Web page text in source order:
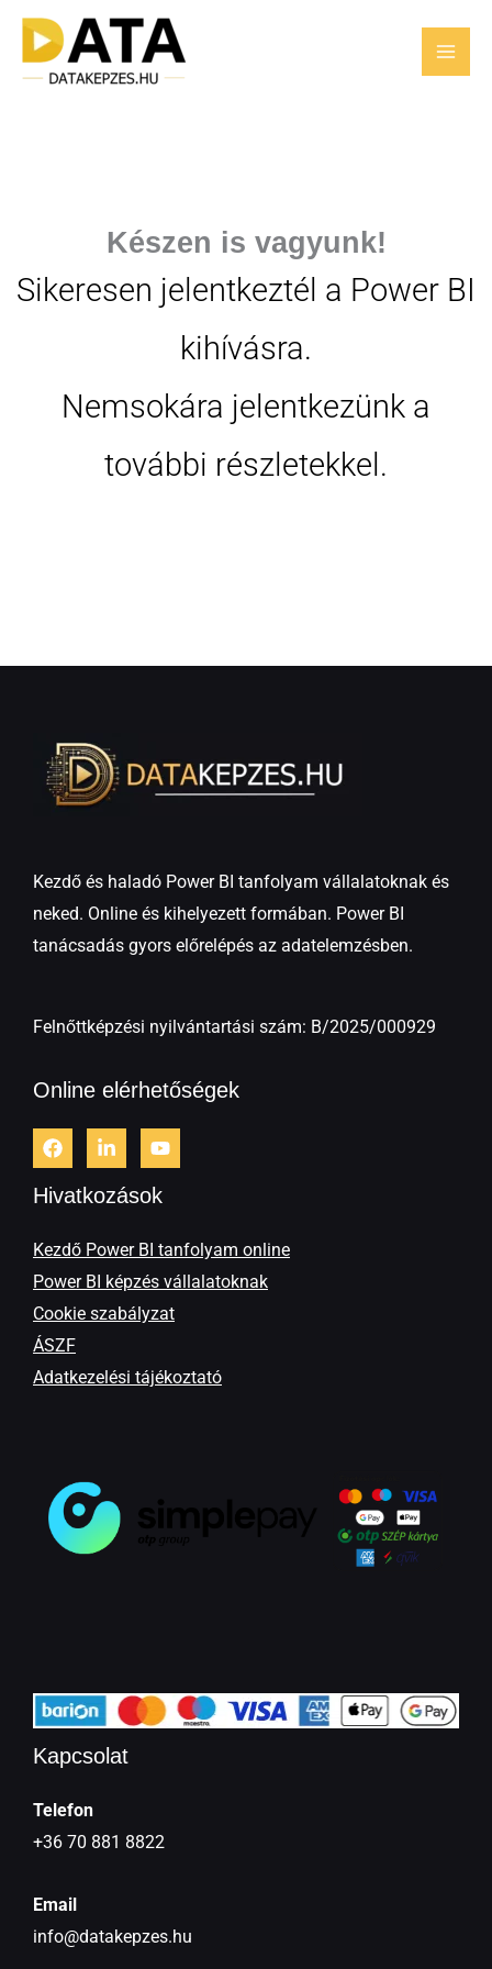
Skip
content
Készen is vagyunk!
Sikeresen jelentkeztél a Power BI
kihívásra.
Nemsokára jelentkezünk a
további részletekkel.
Kezdő és haladó Power BI tanfolyam vállalatoknak és
neked. Online és kihelyezett formában. Power BI
tanácsadás gyors előrelépés az adatelemzésben.
Felnőttképzési nyilvántartási szám: B/2025/000929
Online elérhetőségek
Hivatkozások
Kezdő Power BI tanfolyam online
Power BI képzés vállalatoknak
Cookie szabályzat
ÁSZF
Adatkezelési tájékoztató
Kapcsolat
Telefon
+36 70 881 8822
Email
info@datakepzes.hu